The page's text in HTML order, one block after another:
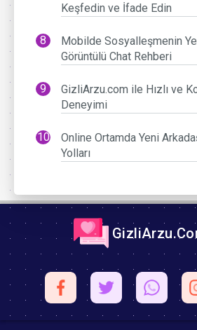
Keşfedin ve İfade Edin
Mobilde Sosyalleşmenin
Görüntülü Chat Rehberi
GizliArzu.com ile Hızlı ve
Deneyimi
Online Ortamda Yeni
Yolları